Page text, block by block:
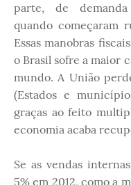
parte, de
quando começaram
Essas manobras
o Brasil sofre a maior
mundo. A União
(Estados e
graças ao feito
economia acaba
Se as vendas
5% em 2012, como a